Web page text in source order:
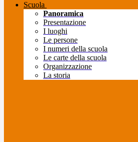
Scuola
Panoramica
Presentazione
I luoghi
Le persone
I numeri della scuola
Le carte della scuola
Organizzazione
La storia